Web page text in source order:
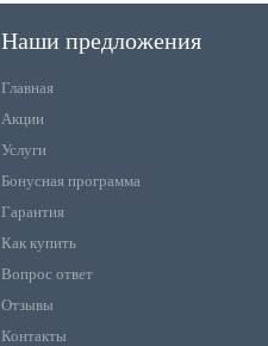
Наши предложения
Главная
Акции
Услуги
Бонусная программа
Гарантия
Как купить
Вопрос ответ
Отзывы
Контакты